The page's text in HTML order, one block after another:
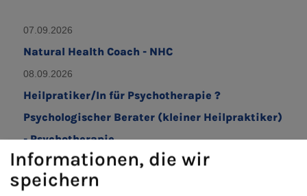
07.09.2026
Natural Health Coach - NHC
08.09.2026
Heilpratiker/In für Psychotherapie ?
Psychologischer Berater (kleiner Heilpraktiker)
- Psychotherapie
08.09.2026
Heilpraktiker für Psychotherapie - HP
Informationen, die wir
speichern